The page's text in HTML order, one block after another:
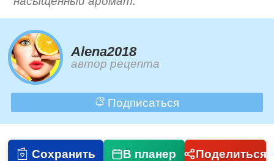
Alena2018
автор рецепта
Подписаться
Сохранить В планер Поделиться